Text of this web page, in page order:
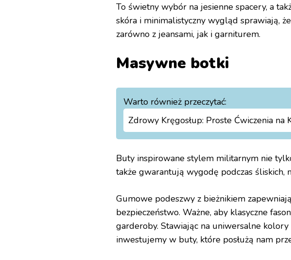
To świetny wybór na jesienne spacery, a
skóra i minimalistyczny wygląd sprawiają,
zarówno z jeansami, jak i garniturem.
Masywne botki
Warto również przeczytać:
Zdrowy Kręgosłup: Proste Ćwiczenia na
Buty inspirowane stylem militarnym nie
także gwarantują wygodę podczas śliskich,
Gumowe podeszwy z bieżnikiem
bezpieczeństwo. Ważne, aby klasyczne
garderoby. Stawiając na uniwersalne
inwestujemy w buty, które posłużą nam